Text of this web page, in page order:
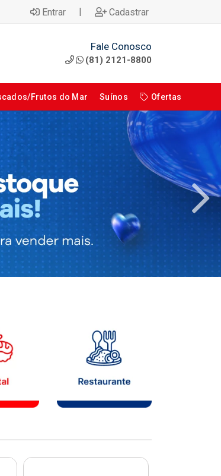
Entrar | Cadastrar
Fale Conosco
(81) 2121-8800
Frutos do Mar Suínos Ofertas